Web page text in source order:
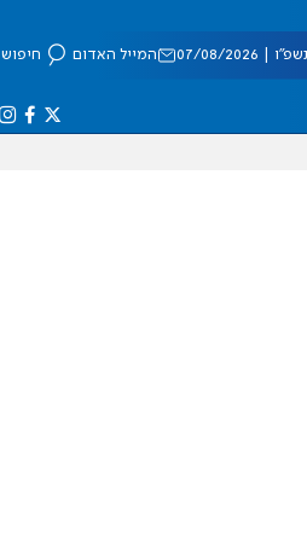
08/2026 המייל האדום חיפוש